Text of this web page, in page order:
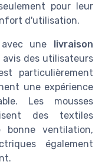
pour leur
d'utilisation.
avec une
livraison
avis des utilisateurs
particulièrement
une expérience
Les mousses
des textiles
bonne ventilation,
également